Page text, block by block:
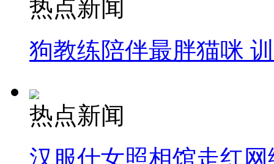
热点新闻
狗教练陪伴最胖猫咪
热点新闻
汉服仕女照相馆走红网